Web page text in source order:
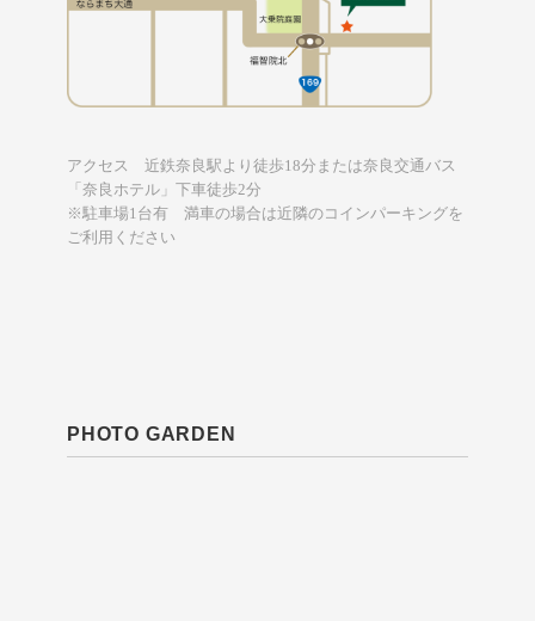
アクセス 近鉄奈良駅より徒歩18分または奈良交通バス
「奈良ホテル」下車徒歩2分
※駐車場1台有 満車の場合は近隣のコインパーキングを
ご利用ください
PHOTO GARDEN